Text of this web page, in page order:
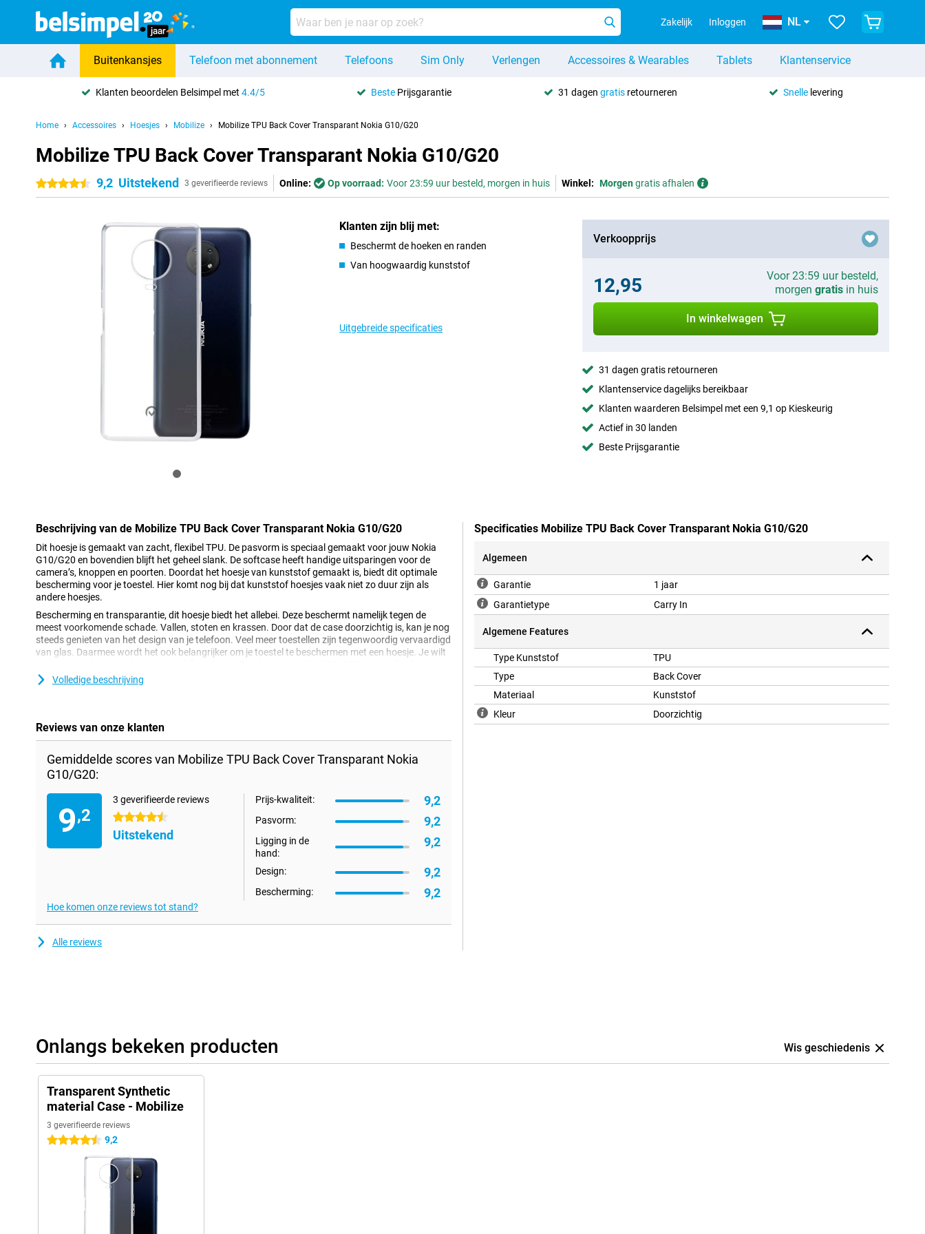
Zakelijk Inloggen NL
Buitenkansjes Telefoon met abonnement Telefoons Sim Only Verlengen Accessoires & Wearables Tablets Klantenservice
Klanten beoordelen Belsimpel met4.4/5 Beste Prijsgarantie 31 dagen gratisretourneren Snellelevering
Home Accessoires Hoesjes Mobilize Mobilize TPU Back Cover Transparant Nokia G10/G20
Mobilize TPU Back Cover Transparant Nokia G10/G20
4.5 sterren
9,2 Uitstekend 3 geverifieerde reviews Online: Op voorraad: Voor 23:59 uur besteld, morgen in huis Winkel: Morgengratis afhalen
Klanten zijn blij met:
Beschermt de hoeken en randen
Van hoogwaardig kunststof
Uitgebreide specificaties
Verkoopprijs
12,95
Voor 23:59 uur besteld,
morgen gratisin huis
In winkelwagen
31 dagen gratis retourneren
Klantenservice dagelijks bereikbaar
Klanten waarderen Belsimpel met een 9,1 op Kieskeurig
Actief in 30 landen
Beste Prijsgarantie
Beschrijving van de Mobilize TPU Back Cover Transparant Nokia G10/G20
Dit hoesje is gemaakt van zacht, flexibel TPU. De pasvorm is speciaal gemaakt voor jouw Nokia
G10/G20 en bovendien blijft het geheel slank. De softcase heeft handige uitsparingen voor de
camera’s, knoppen en poorten. Doordat het hoesje van kunststof gemaakt is, biedt dit optimale
bescherming voor je toestel. Hier komt nog bij dat kunststof hoesjes vaak niet zo duur zijn als
andere hoesjes.
Bescherming en transparantie, dit hoesje biedt het allebei. Deze beschermt namelijk tegen de
meest voorkomende schade. Vallen, stoten en krassen. Door dat de case doorzichtig is, kan je nog
steeds genieten van het design van je telefoon. Veel meer toestellen zijn tegenwoordig vervaardigd
van glas. Daarmee wordt het ook belangrijker om je toestel te beschermen met een hoesje. Je wilt
deze backcover te kiezen.
Volledige beschrijving
Reviews van onze klanten
Gemiddelde scores van Mobilize TPU Back Cover Transparant Nokia
G10/G20:
9,2
3 geverifieerde reviews
4.5 sterren
Uitstekend
Prijs-kwaliteit: 9,2
Pasvorm: 9,2
Ligging in de
hand:
9,2
Design: 9,2
Bescherming: 9,2
Hoe komen onze reviews tot stand?
Alle reviews
Specificaties Mobilize TPU Back Cover Transparant Nokia G10/G20
Algemeen
Garantie
1 jaar
Garantietype
Carry In
Algemene Features
Type Kunststof
TPU
Type
Back Cover
Materiaal
Kunststof
Kleur
Doorzichtig
Onlangs bekeken producten Wis geschiedenis
Transparent Synthetic
material Case - Mobilize
3 geverifieerde reviews
4.5 sterren 9,2